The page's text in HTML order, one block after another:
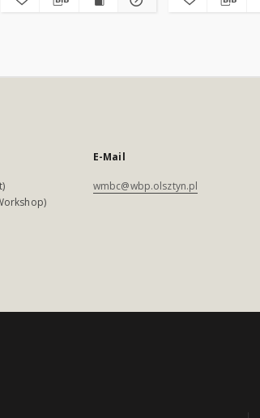
E-Mail
wmbc@wbp.olsztyn.pl